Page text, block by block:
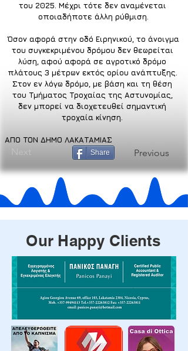
του 2025. Μέχρι τότε δεν αναμένεται
οποιαδήποτε άλλη ρύθμιση.
Όσον αφορά στην οδό Ειρηνικού, το άνοιγμα
του συγκεκριμένου δρόμου δεν θεωρείται
λύση, αφού αφορά σε αγροτικό δρόμο
πλάτους 3 μέτρων εκτός ορίου ανάπτυξης.
Στον εν λόγω δρόμο, με βάση και τη θέση
του Τμήματος Τροχαίας της Αστυνομίας,
δεν μπορεί να διοχετευθεί σημαντική
τροχαία κίνηση.
ΑΠΟ ΤΟΝ ΔΗΜΟ ΛΑΚΑΤΑΜΙΑΣ
Next Share Previous
Our Happy Clients